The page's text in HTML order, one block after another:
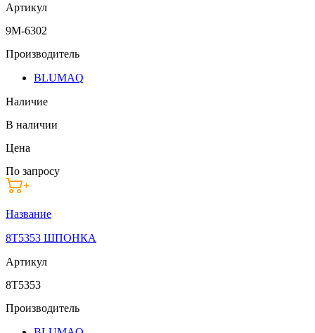
Артикул
9M-6302
Производитель
BLUMAQ
Наличие
В наличии
Цена
По запросу
Название
8T5353 ШПОНКА
Артикул
8T5353
Производитель